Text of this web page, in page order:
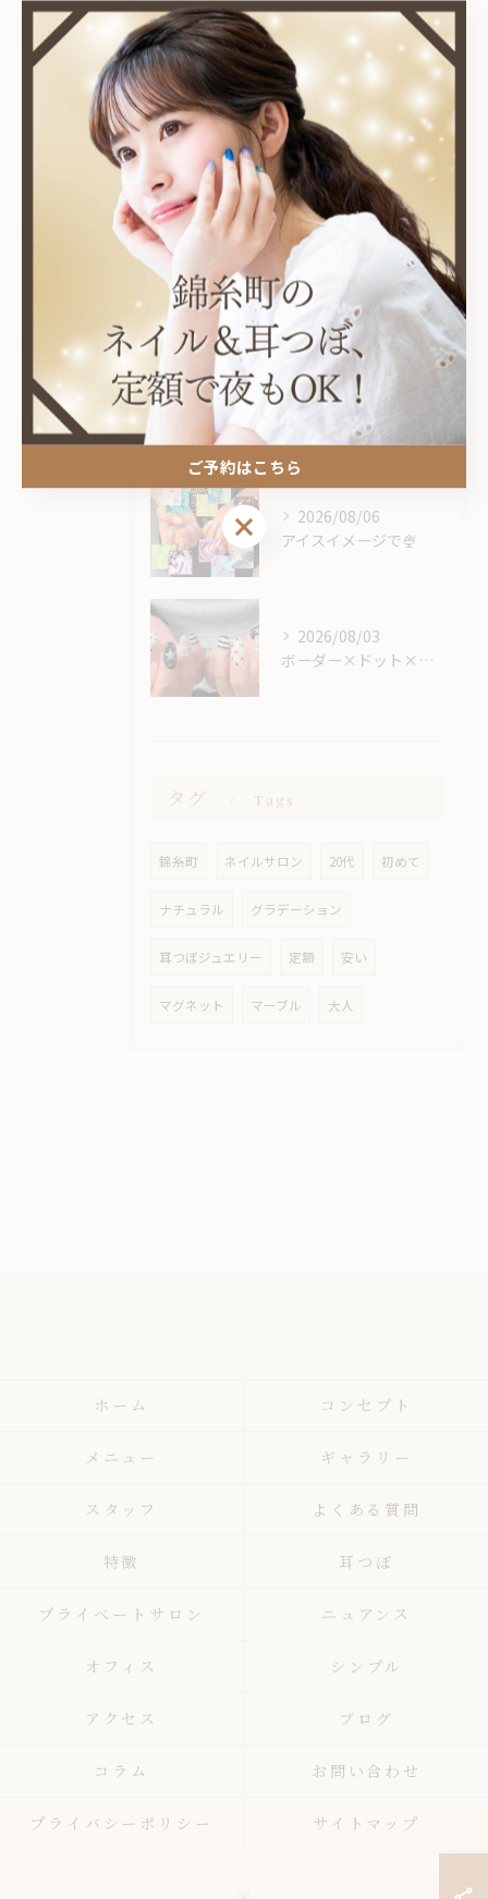
全てのカテゴリー
耳つぼ
プライベートサロン
ニュアンス
オフィス
シンプル
最近の投稿 Recent Posts
2026/08/06
アイスイメージで🍨
2026/08/06
アイスイメージで🍨
2026/08/03
ボーダー×ドット×星🕺🏼🌟
タグ Tags
錦糸町 ネイルサロン 20代 初めて
ナチュラル グラデーション
耳つぼジュエリー 定額 安い
マグネット マーブル 大人
ホーム コンセプト
メニュー ギャラリー
スタッフ よくある質問
特徴 耳つぼ
プライベートサロン ニュアンス
オフィス シンプル
アクセス ブログ
コラム お問い合わせ
プライバシーポリシー サイトマップ
ご予約はこちら
ご予約はこちら